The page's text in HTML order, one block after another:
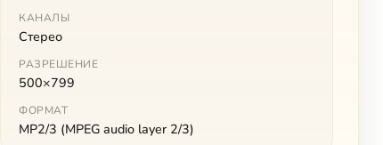
КАНАЛЫ
Стерео
РАЗРЕШЕНИЕ
500×799
ФОРМАТ
MP2/3 (MPEG audio layer 2/3)